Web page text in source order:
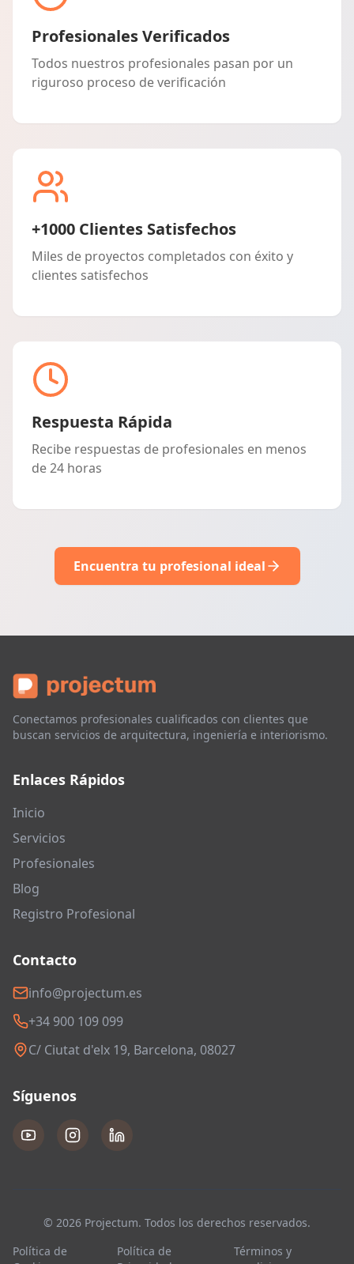
Profesionales Verificados
Todos nuestros profesionales pasan por un
riguroso proceso de verificación
+1000 Clientes Satisfechos
Miles de proyectos completados con éxito y
clientes satisfechos
Respuesta Rápida
Recibe respuestas de profesionales en menos
de 24 horas
Encuentra tu profesional ideal
Conectamos profesionales cualificados con clientes que
buscan servicios de arquitectura, ingeniería e interiorismo.
Enlaces Rápidos
Inicio
Servicios
Profesionales
Blog
Registro Profesional
Contacto
info@projectum.es
+34 900 109 099
C/ Ciutat d'elx 19, Barcelona, 08027
Síguenos
© 2026 Projectum. Todos los derechos reservados.
Política de
Política de
Términos y